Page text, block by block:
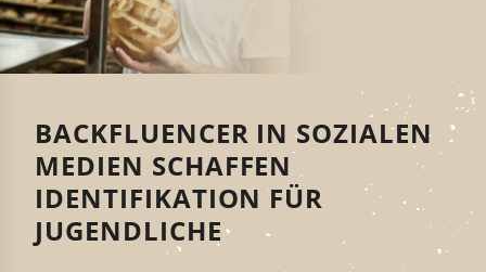
BACKFLUENCER IN SOZIALEN
MEDIEN SCHAFFEN
IDENTIFIKATION FÜR
JUGENDLICHE